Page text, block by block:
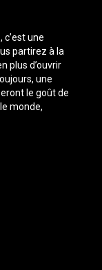
c’est une
partirez à la
plus d’ouvrir
une
le goût de
monde,